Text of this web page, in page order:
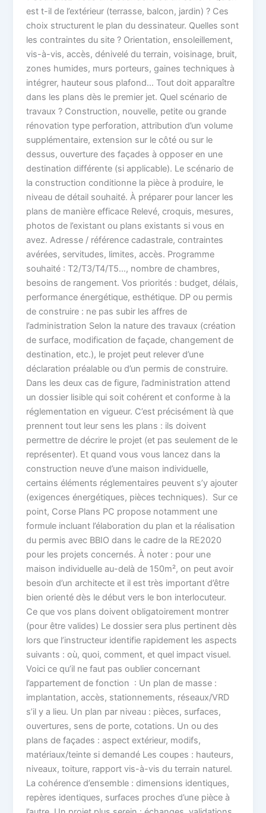
est t-il de l’extérieur (terrasse, balcon, jardin) ? Ces
choix structurent le plan du dessinateur. Quelles sont
les contraintes du site ? Orientation, ensoleillement,
vis-à-vis, accès, dénivelé du terrain, voisinage, bruit,
zones humides, murs porteurs, gaines techniques à
intégrer, hauteur sous plafond… Tout doit apparaître
dans les plans dès le premier jet. Quel scénario de
travaux ? Construction, nouvelle, petite ou grande
rénovation type perforation, attribution d’un volume
supplémentaire, extension sur le côté ou sur le
dessus, ouverture des façades à opposer en une
destination différente (si applicable). Le scénario de
la construction conditionne la pièce à produire, le
niveau de détail souhaité. À préparer pour lancer les
plans de manière efficace Relevé, croquis, mesures,
photos de l’existant ou plans existants si vous en
avez. Adresse / référence cadastrale, contraintes
avérées, servitudes, limites, accès. Programme
souhaité : T2/T3/T4/T5…, nombre de chambres,
besoins de rangement. Vos priorités : budget, délais,
performance énergétique, esthétique. DP ou permis
de construire : ne pas subir les affres de
l’administration Selon la nature des travaux (création
de surface, modification de façade, changement de
destination, etc.), le projet peut relever d’une
déclaration préalable ou d’un permis de construire.
Dans les deux cas de figure, l’administration attend
un dossier lisible qui soit cohérent et conforme à la
réglementation en vigueur. C’est précisément là que
prennent tout leur sens les plans : ils doivent
permettre de décrire le projet (et pas seulement de le
représenter). Et quand vous vous lancez dans la
construction neuve d’une maison individuelle,
certains éléments réglementaires peuvent s’y ajouter
(exigences énergétiques, pièces techniques). Sur ce
point, Corse Plans PC propose notamment une
formule incluant l’élaboration du plan et la réalisation
du permis avec BBIO dans le cadre de la RE2020
pour les projets concernés. À noter : pour une
maison individuelle au-delà de 150m², on peut avoir
besoin d’un architecte et il est très important d’être
bien orienté dès le début vers le bon interlocuteur.
Ce que vos plans doivent obligatoirement montrer
(pour être valides) Le dossier sera plus pertinent dès
lors que l’instructeur identifie rapidement les aspects
suivants : où, quoi, comment, et quel impact visuel.
Voici ce qu’il ne faut pas oublier concernant
l’appartement de fonction : Un plan de masse :
implantation, accès, stationnements, réseaux/VRD
s’il y a lieu. Un plan par niveau : pièces, surfaces,
ouvertures, sens de porte, cotations. Un ou des
plans de façades : aspect extérieur, modifs,
matériaux/teinte si demandé Les coupes : hauteurs,
niveaux, toiture, rapport vis-à-vis du terrain naturel.
La cohérence d’ensemble : dimensions identiques,
repères identiques, surfaces proches d’une pièce à